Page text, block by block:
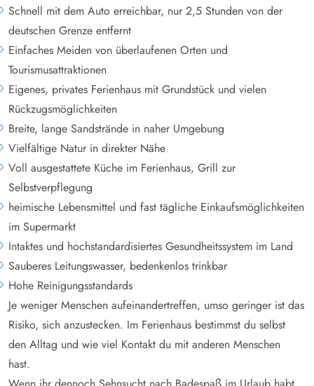
Schnell mit dem Auto erreichbar, nur 2,5 Stunden von der
deutschen Grenze entfernt
Einfaches Meiden von überlaufenen Orten und
Tourismusattraktionen
Eigenes, privates Ferienhaus mit Grundstück und vielen
Rückzugsmöglichkeiten
Breite, lange Sandstrände in naher Umgebung
Vielfältige Natur in direkter Nähe
Voll ausgestattete Küche im Ferienhaus, Grill zur
Selbstverpflegung
heimische Lebensmittel und fast tägliche Einkaufsmöglichkeiten
im Supermarkt
Intaktes und hochstandardisiertes Gesundheitssystem im Land
Sauberes Leitungswasser, bedenkenlos trinkbar
Hohe Reinigungsstandards
Je weniger Menschen aufeinandertreffen, umso geringer ist das
Risiko, sich anzustecken. Im Ferienhaus bestimmst du selbst
den Alltag und wie viel Kontakt du mit anderen Menschen
hast.